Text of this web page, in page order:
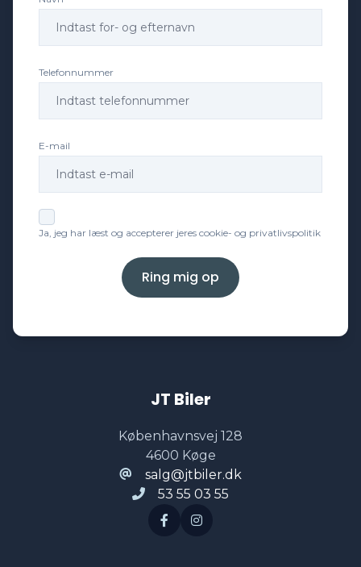
Digitalt cockpit
Dual zone klimaanlæg
Dæktryksystem
El-indstillelige forsæder
Telefonnummer
E-mail
Ja, jeg har læst og accepterer jeres cookie- og privatlivspolitik
Ring mig op
JT Biler
Københavnsvej 128
4600 Køge
salg@jtbiler.dk
53 55 03 55